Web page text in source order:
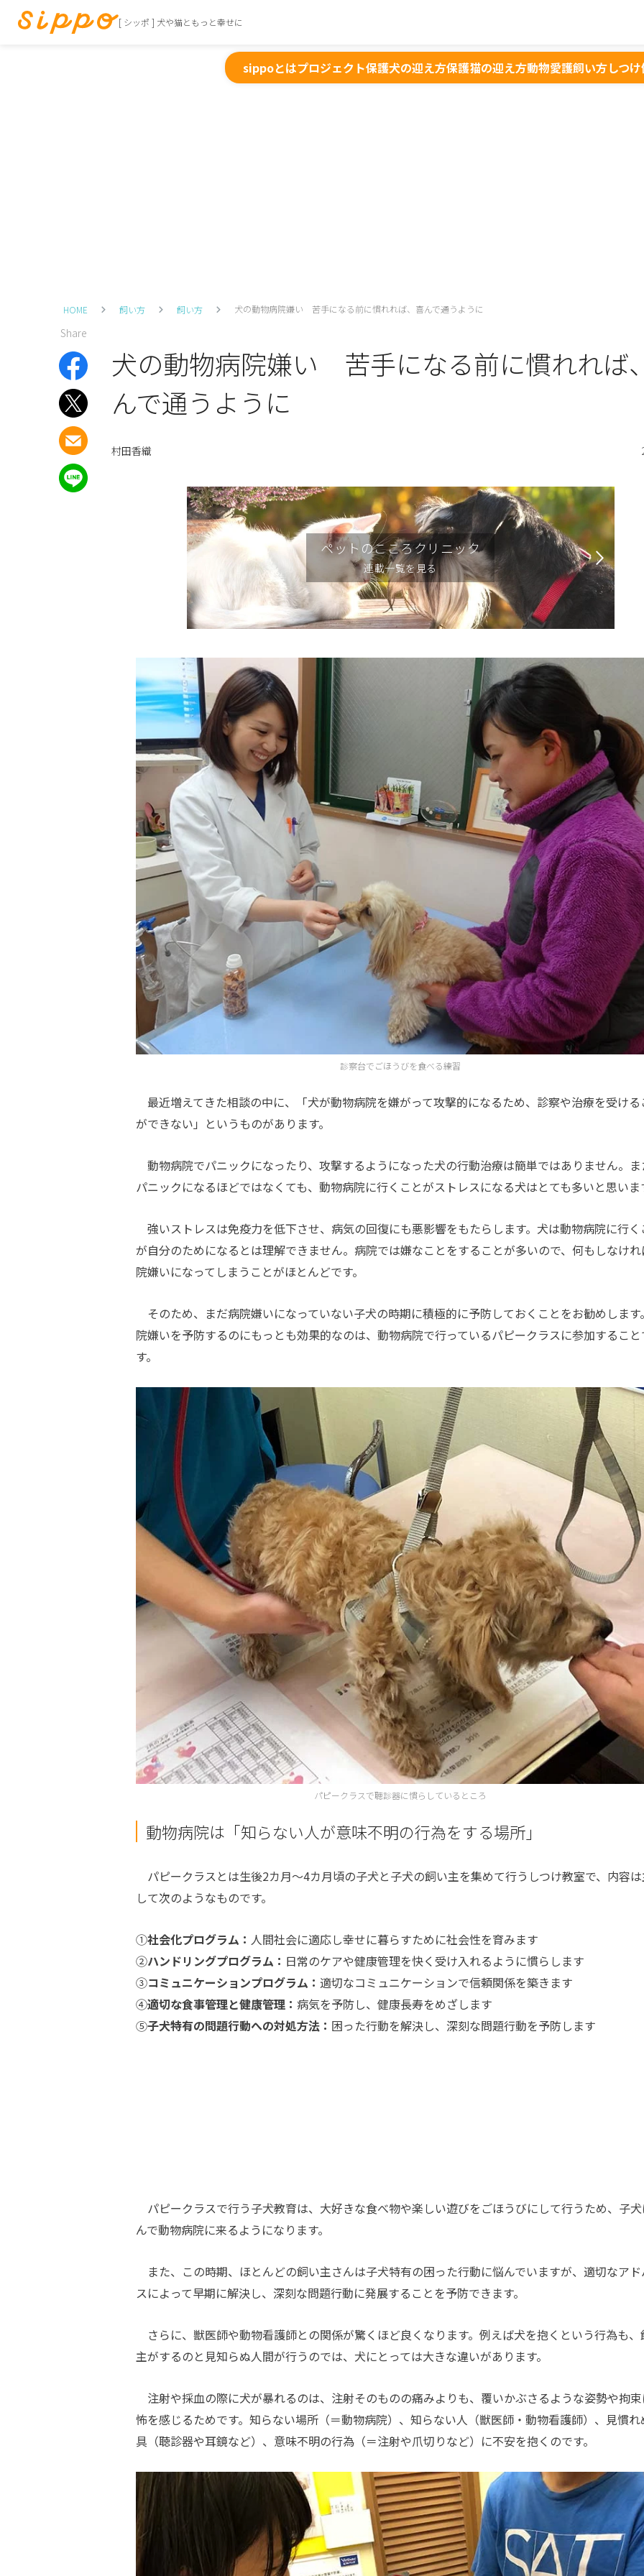
[ シッポ ] 犬や猫ともっと幸せに
sippoとはプロジェクト保護犬の迎え方保護猫の迎え方動物愛護飼い方しつけ
HOME 飼い方 飼い方 犬の動物病院嫌い 苦手になる前に慣れれば、喜んで通うように
Share
犬の動物病院嫌い 苦手になる前に慣れれば
んで通うように
村田香織
ペットのこころクリニック
連載一覧を見る
診察台でごほうびを食べる練習
最近増えてきた相談の中に、「犬が動物病院を嫌がって攻撃的になるため、診察や治療を受ける
ができない」というものがあります。
動物病院でパニックになったり、攻撃するようになった犬の行動治療は簡単ではありません。
パニックになるほどではなくても、動物病院に行くことがストレスになる犬はとても多いと思いま
強いストレスは免疫力を低下させ、病気の回復にも悪影響をもたらします。犬は動物病院に行く
が自分のためになるとは理解できません。病院では嫌なことをすることが多いので、何もしなけ
院嫌いになってしまうことがほとんどです。
そのため、まだ病院嫌いになっていない子犬の時期に積極的に予防しておくことをお勧めします
院嫌いを予防するのにもっとも効果的なのは、動物病院で行っているパピークラスに参加するこ
す。
パピークラスで聴診器に慣らしているところ
動物病院は「知らない人が意味不明の行為をする場所」
パピークラスとは生後2カ月～4カ月頃の子犬と子犬の飼い主を集めて行うしつけ教室で、内容
して次のようなものです。
①社会化プログラム： 人間社会に適応し幸せに暮らすために社会性を育みます
②ハンドリングプログラム： 日常のケアや健康管理を快く受け入れるように慣らします
③コミュニケーションプログラム： 適切なコミュニケーションで信頼関係を築きます
④適切な食事管理と健康管理： 病気を予防し、健康長寿をめざします
⑤子犬特有の問題行動への対処方法： 困った行動を解決し、深刻な問題行動を予防します
パピークラスで行う子犬教育は、大好きな食べ物や楽しい遊びをごほうびにして行うため、子
んで動物病院に来るようになります。
また、この時期、ほとんどの飼い主さんは子犬特有の困った行動に悩んでいますが、適切なア
スによって早期に解決し、深刻な問題行動に発展することを予防できます。
さらに、獣医師や動物看護師との関係が驚くほど良くなります。例えば犬を抱くという行為も、
主がするのと見知らぬ人間が行うのでは、犬にとっては大きな違いがあります。
注射や採血の際に犬が暴れるのは、注射そのものの痛みよりも、覆いかぶさるような姿勢や拘
怖を感じるためです。知らない場所（＝動物病院）、知らない人（獣医師・動物看護師）、見慣れ
具（聴診器や耳鏡など）、意味不明の行為（＝注射や爪切りなど）に不安を抱くのです。